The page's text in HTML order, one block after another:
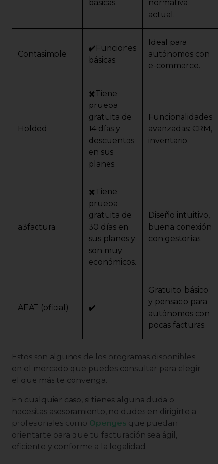
básicas.
normativa
actual.
Contasimple
✔️Funciones
básicas.
Ideal para
autónomos con
e-commerce.
Holded
✖️Tiene
prueba
gratuita de
14 días y
descuentos
en sus
planes.
Funcionalidades
avanzadas: CRM,
inventario.
a3factura
✖️Tiene
prueba
gratuita de
30 días en
sus planes y
son muy
económicos.
Diseño intuitivo,
buena conexión
con gestorías.
AEAT (oficial) ✔️
Gratuito, básico
y pensado para
autónomos con
pocas facturas.
Estos son algunos de los programas disponibles
en el mercado que puedes consultar para elegir
el que más te convenga.
En cualquier caso, si tienes alguna duda o
necesitas asesoramiento, no dudes en dirigirte a
profesionales como Openges que puedan
orientarte para que tu facturación sea ágil,
eficiente y conforme a la legalidad.